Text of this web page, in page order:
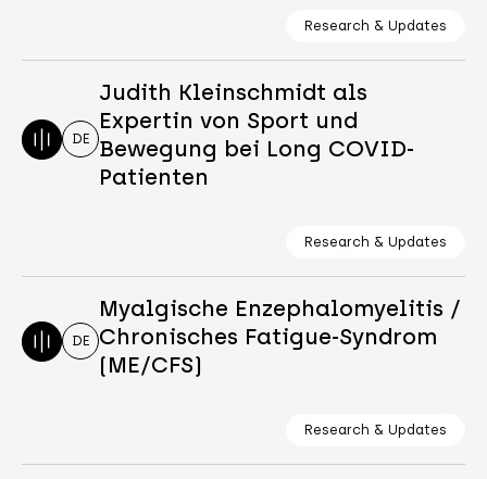
Research & Updates
DE
Judith Kleinschmidt als
Expertin von Sport und
Bewegung bei Long COVID-
Patienten
Research & Updates
DE
Myalgische Enzephalomyelitis /
Chronisches Fatigue-Syndrom
(ME/CFS)
Research & Updates